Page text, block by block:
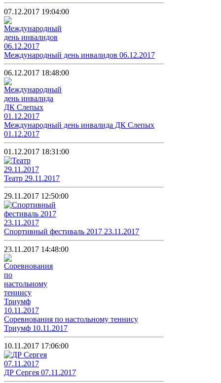
07.12.2017 19:04:00
Международный день инвалидов 06.12.2017
06.12.2017 18:48:00
Международный день инвалида ДК Слепых
01.12.2017
01.12.2017 18:31:00
Театр 29.11.2017
29.11.2017 12:50:00
Спортивный фестиваль 2017 23.11.2017
23.11.2017 14:48:00
Соревнования по настольному теннису
Триумф 10.11.2017
10.11.2017 17:06:00
ДР Сергея 07.11.2017